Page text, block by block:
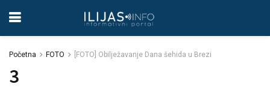
Početna FOTO [FOTO] Obilježavanje Dana šehida u Brezi
3